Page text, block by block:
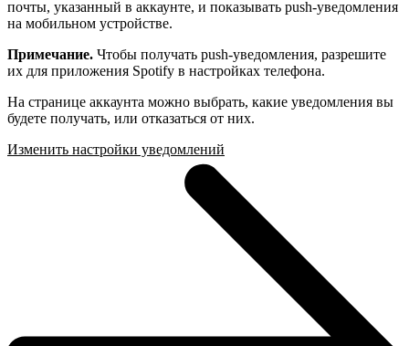
почты, указанный в аккаунте, и показывать push-уведомления
на мобильном устройстве.
Примечание. Чтобы получать push-уведомления, разрешите
их для приложения Spotify в настройках телефона.
На странице аккаунта можно выбрать, какие уведомления вы
будете получать, или отказаться от них.
Изменить настройки уведомлений